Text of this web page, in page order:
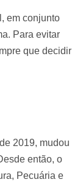
em conjunto
Para evitar
que decidir
2019, mudou
então, o
Pecuária e